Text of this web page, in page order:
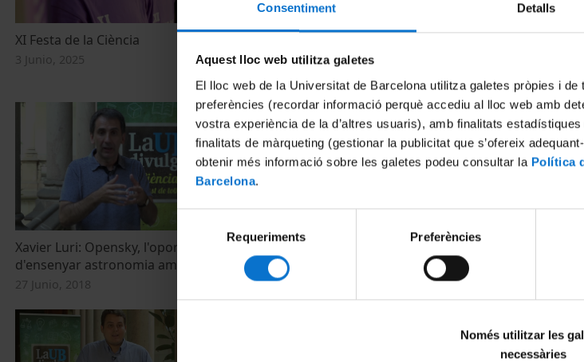
Consentiment Detalls
Aquest lloc web utilitza galetes
El lloc web de la Universitat de Barcelona utilitza galetes pròpies i
preferències (recordar informació perquè accediu al lloc web amb
vostra experiència de la d’altres usuaris), amb finalitats
finalitats de màrqueting (gestionar la publicitat que s’ofereix
obtenir més informació sobre les galetes podeu consultar la Política
Barcelona.
consentiment
Requeriments Preferències
Només utilitzar les
necessàries
XI Festa de la Ciència
3 Junio, 2025
Recerca UB 2020
Xavier Luri: Opensky, l'oportunitat
d'ensenyar astronomia amb dades reals
27 Junio, 2018
Amilcar Vargas: La participació social en
la gestió dels béns patrimoni mundial
27 Junio, 2018 27